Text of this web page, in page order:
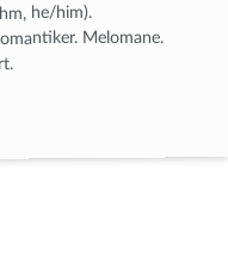
he/him).
Melomane.